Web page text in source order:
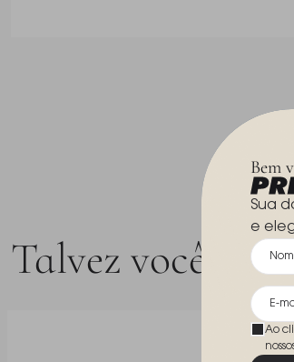
Bem
Sua
e
Ao
Talvez você